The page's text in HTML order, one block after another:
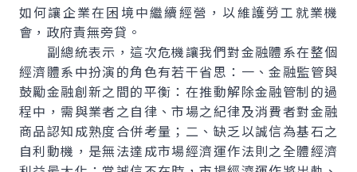
如何讓企業在困境中繼續經營，以維護勞工就業機
會，政府責無旁貸。
副總統表示，這次危機讓我們對金融體系在整個
經濟體系中扮演的角色有若干省思：一、金融監管與
鼓勵金融創新之間的平衡：在推動解除金融管制的過
程中，需與業者之自律、市場之紀律及消費者對金融
商品認知成熟度合併考量；二、缺乏以誠信為基石之
自利動機，是無法達成市場經濟運作法則之全體經濟